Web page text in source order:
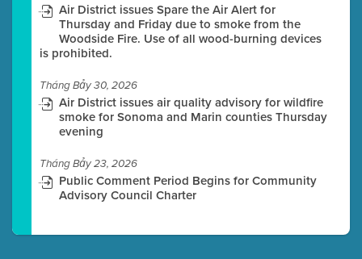
Air District issues Spare the Air Alert for
Thursday and Friday due to smoke from the
Woodside Fire. Use of all wood-burning devices
is prohibited.
Tháng Bảy 30, 2026
Air District issues air quality advisory for wildfire
smoke for Sonoma and Marin counties Thursday
evening
Tháng Bảy 23, 2026
Public Comment Period Begins for Community
Advisory Council Charter